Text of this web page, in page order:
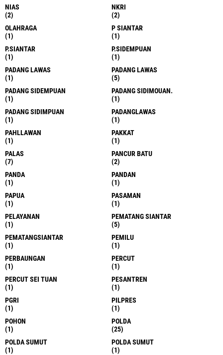
NIAS
(2)
NKRI
(2)
OLAHRAGA
(1)
P SIANTAR
(1)
P.SIANTAR
(1)
P.SIDEMPUAN
(1)
PADANG LAWAS
(1)
PADANG LAWAS
(5)
PADANG SIDEMPUAN
(1)
PADANG SIDIMOUAN.
(1)
PADANG SIDIMPUAN
(1)
PADANGLAWAS
(1)
PAHLLAWAN
(1)
PAKKAT
(1)
PALAS
(7)
PANCUR BATU
(2)
PANDA
(1)
PANDAN
(1)
PAPUA
(1)
PASAMAN
(1)
PELAYANAN
(1)
PEMATANG SIANTAR
(5)
PEMATANGSIANTAR
(1)
PEMILU
(1)
PERBAUNGAN
(1)
PERCUT
(1)
PERCUT SEI TUAN
(1)
PESANTREN
(1)
PGRI
(1)
PILPRES
(1)
POHON
(1)
POLDA
(25)
POLDA SUMUT
(1)
POLDA SUMUT
(1)